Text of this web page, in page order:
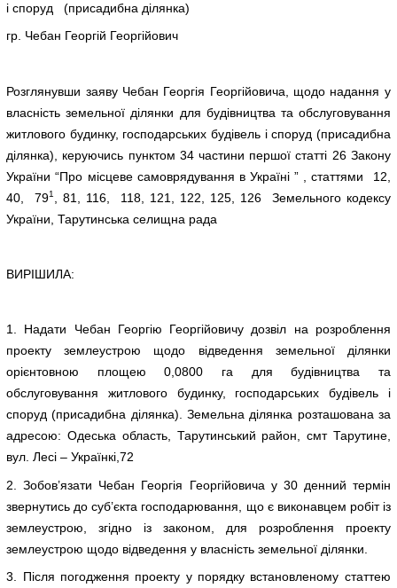
і споруд (присадибна ділянка)
гр. Чебан Георгій Георгійович
Розглянувши заяву Чебан Георгія Георгійовича, щодо надання у
власність земельної ділянки для будівництва та обслуговування
житлового будинку, господарських будівель і споруд (присадибна
ділянка), керуючись пунктом 34 частини першої статті 26 Закону
України “Про місцеве самоврядування в Україні ” , статтями 12,
40, 791
, 81, 116, 118, 121, 122, 125, 126 Земельного кодексу
України, Тарутинська селищна рада
ВИРІШИЛА:
1. Надати Чебан Георгію Георгійовичу дозвіл на розроблення
проекту землеустрою щодо відведення земельної ділянки
орієнтовною площею 0,0800 га для будівництва та
обслуговування житлового будинку, господарських будівель і
споруд (присадибна ділянка). Земельна ділянка розташована за
адресою: Одеська область, Тарутинський район, смт Тарутине,
вул. Лесі – Українкі,72
2. Зобов’язати Чебан Георгія Георгійовича у 30 денний термін
звернутись до суб’єкта господарювання, що є виконавцем робіт із
землеустрою, згідно із законом, для розроблення проекту
землеустрою щодо відведення у власність земельної ділянки.
3. Після погодження проекту у порядку встановленому статтею